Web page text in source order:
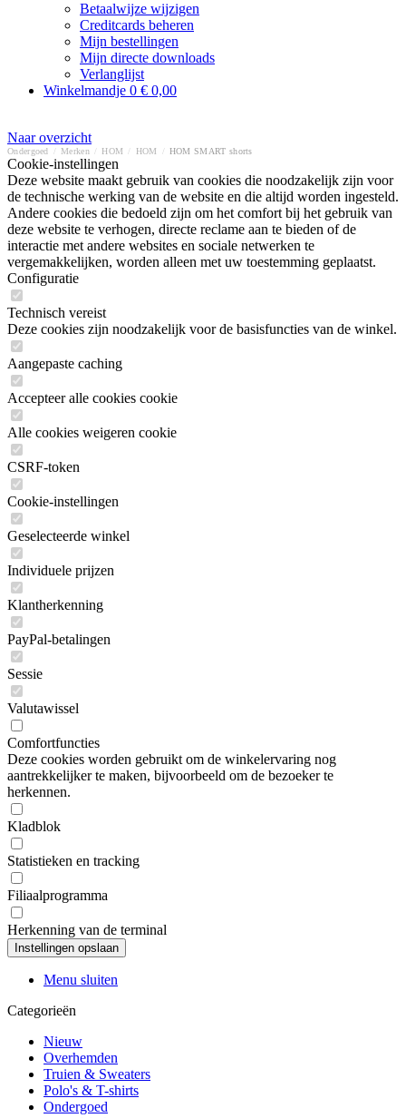
Betaalwijze wijzigen
Creditcards beheren
Mijn bestellingen
Mijn directe downloads
Verlanglijst
Winkelmandje 0 € 0,00
Naar overzicht
Ondergoed Merken HOM HOM HOM SMART shorts
Cookie-instellingen
Deze website maakt gebruik van cookies die noodzakelijk zijn voor
de technische werking van de website en die altijd worden ingesteld.
Andere cookies die bedoeld zijn om het comfort bij het gebruik van
deze website te verhogen, directe reclame aan te bieden of de
interactie met andere websites en sociale netwerken te
vergemakkelijken, worden alleen met uw toestemming geplaatst.
Configuratie
Technisch vereist
Deze cookies zijn noodzakelijk voor de basisfuncties van de winkel.
Aangepaste caching
Accepteer alle cookies cookie
Alle cookies weigeren cookie
CSRF-token
Cookie-instellingen
Geselecteerde winkel
Individuele prijzen
Klantherkenning
PayPal-betalingen
Sessie
Valutawissel
Comfortfuncties
Deze cookies worden gebruikt om de winkelervaring nog
aantrekkelijker te maken, bijvoorbeeld om de bezoeker te
herkennen.
Kladblok
Statistieken en tracking
Filiaalprogramma
Herkenning van de terminal
Menu sluiten
Categorieën
Nieuw
Overhemden
Truien & Sweaters
Polo's & T-shirts
Ondergoed